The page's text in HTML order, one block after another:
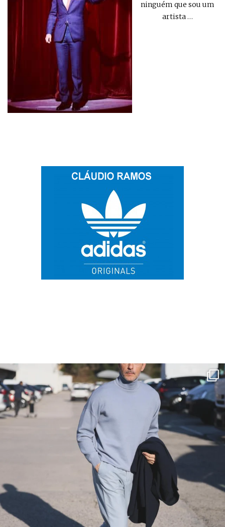
ninguém que sou um
artista…